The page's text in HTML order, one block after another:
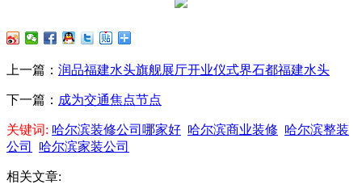
上一篇： 润品福建水头旗舰展厅开业仪式界石都福建水头
下一篇： 成为交通焦点节点
关键词: 哈尔滨装修公司哪家好 哈尔滨商业装修 哈尔滨整装
公司
哈尔滨家装公司
相关文章: